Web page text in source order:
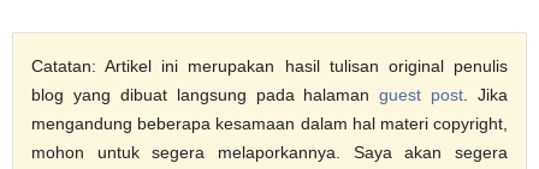
Catatan: Artikel ini merupakan hasil tulisan original penulis
blog yang dibuat langsung pada halamanguest post . Jika
mengandung beberapa kesamaan dalam hal materi copyright,
mohon untuk segera melaporkannya. Saya akan segera